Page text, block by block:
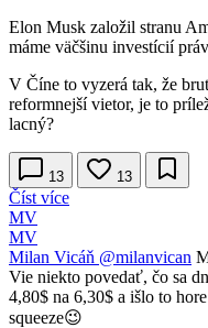
Elon Musk založil stranu
máme väčšinu investícií
V Číne to vyzerá tak, že
reformnejší vietor, je to
lacný?
13 13
Číst více
MV
MV
Milan Vicáň @milanvican
Vie niekto povedať, čo sa
4,80$ na 6,30$ a išlo to
squeeze😉